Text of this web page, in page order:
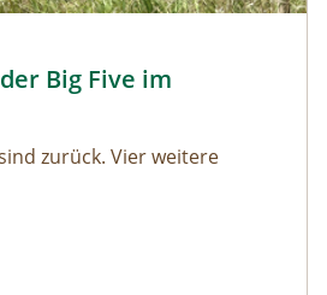
Rückkehr der Big Five im
Big Five im
zurück. Vier weitere